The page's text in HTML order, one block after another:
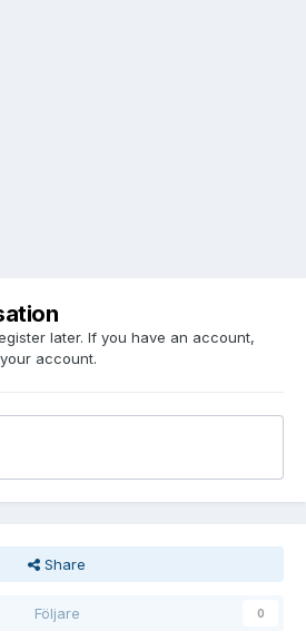
later. If you have an account,
account.
Share
Följare 0